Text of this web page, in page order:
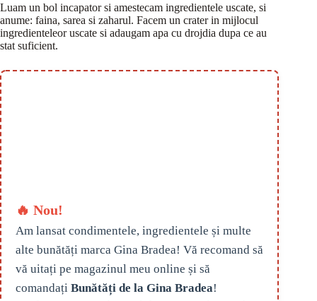
Luam un bol incapator si amestecam ingredientele uscate, si
anume: faina, sarea si zaharul. Facem un crater in mijlocul
ingredienteleor uscate si adaugam apa cu drojdia dupa ce au
stat suficient.
🔥 Nou!
Am lansat condimentele, ingredientele și multe
alte bunătăți marca Gina Bradea! Vă recomand să
vă uitați pe magazinul meu online și să
comandați Bunătăți de la Gina Bradea!